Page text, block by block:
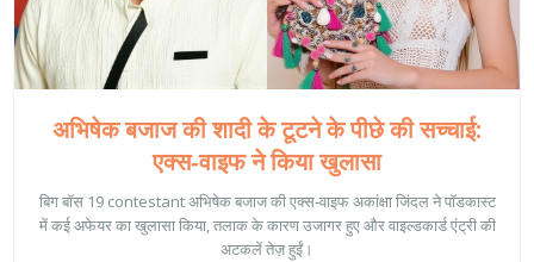
अभिषेक बजाज की शादी के टूटने के पीछे की सच्चाई:
एक्स‑वाइफ ने किया खुलासा
बिग बॉस 19 contestant अभिषेक बजाज की एक्स‑वाइफ अकांक्षा जिंदल ने पॉडकास्ट
में कई अफेयर का खुलासा किया, तलाक के कारण उजागर हुए और वाइल्डकार्ड एंट्री की
अटकलें तेज़ हुईं।